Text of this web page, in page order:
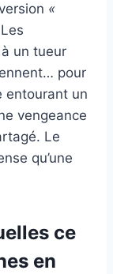
«
un tueur
pour
entourant un
vengeance
Le
qu’une
ce
en